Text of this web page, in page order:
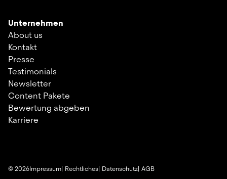
Unternehmen
About us
Kontakt
Presse
Testimonials
Newsletter
Content Pakete
Bewertung abgeben
Karriere
©2026Impressum Rechtliches Datenschutz AGB